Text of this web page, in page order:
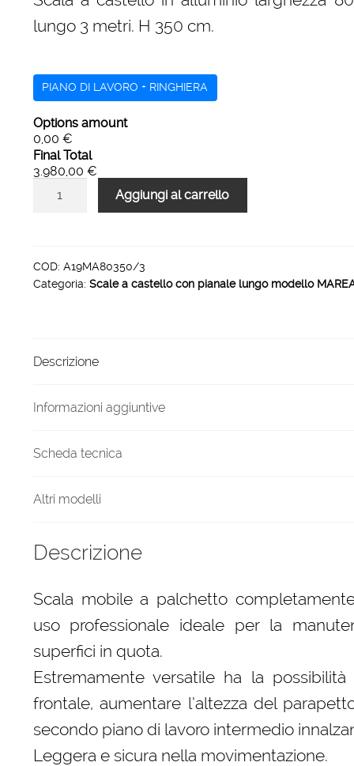
era:
lungo 3 metri. H 350 cm.
PIANO DI LAVORO + RINGHIERA
Options amount
0,00 €
Final Total
3.980,00 €
350
larghezza
tre
MAREA
Aggiungi al carrello
COD: A19MA80350/3
Categoria: Scale a castello con pianale lungo modello
Descrizione
Informazioni aggiuntive
Scheda tecnica
Altri modelli
Descrizione
Scala mobile a palchetto
uso professionale ideale per la
superfici in quota.
Estremamente versatile ha la possibilità
frontale, aumentare l’altezza del
secondo piano di lavoro intermedio
Leggera e sicura nella movimentazione.